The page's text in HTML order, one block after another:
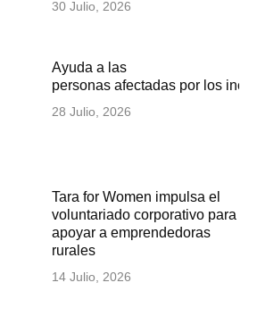
30 Julio, 2026
Ayuda a las
personas afectadas por los
28 Julio, 2026
Tara for Women impulsa el
voluntariado corporativo para
apoyar a emprendedoras
rurales
14 Julio, 2026